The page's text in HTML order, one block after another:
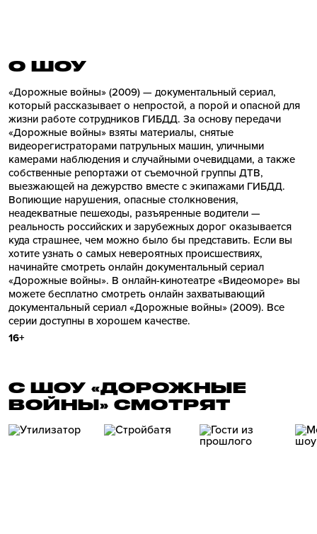
О ШОУ
«Дорожные войны» (2009) — документальный сериал,
который рассказывает о непростой, а порой и опасной для
жизни работе сотрудников ГИБДД. За основу передачи
«Дорожные войны» взяты материалы, снятые
видеорегистраторами патрульных машин, уличными
камерами наблюдения и случайными очевидцами, а также
собственные репортажи от съемочной группы ДТВ,
выезжающей на дежурство вместе с экипажами ГИБДД.
Вопиющие нарушения, опасные столкновения,
неадекватные пешеходы, разъяренные водители —
реальность российских и зарубежных дорог оказывается
куда страшнее, чем можно было бы представить. Если вы
хотите узнать о самых невероятных происшествиях,
начинайте смотреть онлайн документальный сериал
«Дорожные войны». В онлайн-кинотеатре «Видеоморе» вы
можете бесплатно смотреть онлайн захватывающий
документальный сериал «Дорожные войны» (2009). Все
серии доступны в хорошем качестве.
16+
С ШОУ «ДОРОЖНЫЕ
ВОЙНЫ» СМОТРЯТ